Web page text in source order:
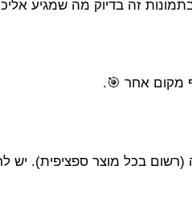
זה בדיוק מה שמגיע
מקום אחר 🎯.